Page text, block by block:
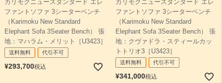
カリモクニュースタンダード エレ
ファントソファ 3シーターベンチ
（Karimoku New Standard
Elephant Sofa 3Seater Bench） 張
地：マハラム・メリット［U3423］
送料無料 代引不可
¥293,700税込
カリモクニュースタンダード エレ
ファントソファ 3シーターベンチ
（Karimoku New Standard
Elephant Sofa 3Seater Bench） 張
地：クヴァドラ・スティールカッ
トトリオ3［U3423］
送料無料 代引不可
¥341,000税込